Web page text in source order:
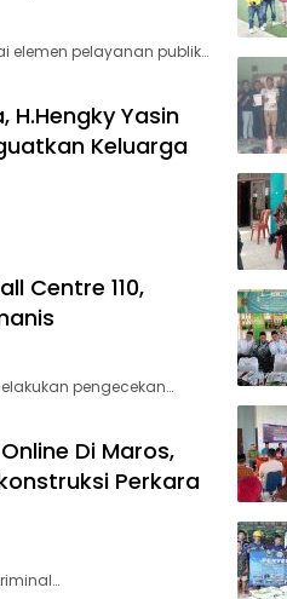
elemen pelayanan publik…
H.Hengky Yasin
Keluarga
Centre 110,
pengecekan…
Di Maros,
Perkara